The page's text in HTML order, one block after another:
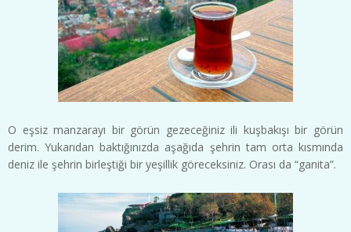
O eşsiz manzarayı bir görün gezeceğiniz ili kuşbakışı bir görün
derim. Yukarıdan baktığınızda aşağıda şehrin tam orta kısmında
deniz ile şehrin birleştiği bir yeşillik göreceksiniz. Orası da “ganita”.